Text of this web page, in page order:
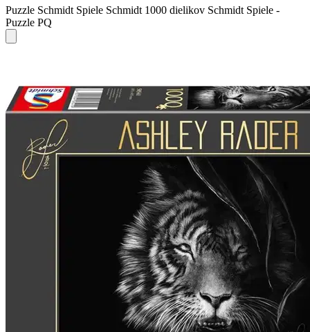
Puzzle Schmidt Spiele Schmidt 1000 dielikov Schmidt Spiele -
Puzzle PQ